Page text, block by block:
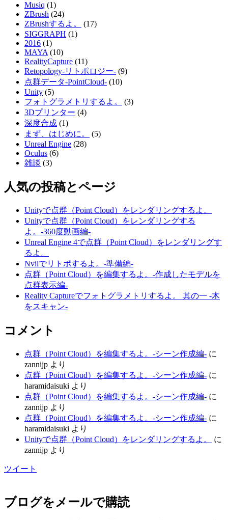
Musiq (1)
ZBrush (24)
ZBrushするよ。
(17)
SIGGRAPH (1)
2016 (1)
MAYA(10)
RealityCapture (11)
Retopology-リトポロジー- (9)
点群データ-PointCloud- (10)
Unity (5)
フォトグラメトリするよ。
(3)
3Dプリンター (4)
深度合成 (1)
まず、はじめに。
(5)
Unreal Engine (28)
Oculus (6)
雑談 (3)
人気の投稿とページ
Unityで点群（Point Cloud）をレンダリングするよ。
Unityで点群（Point Cloud）をレンダリングする
よ。-360度動画編-
Unreal Engine 4で点群（Point Cloud）をレンダリングす
るよ。
Nvilでリトポするよ。-準備編-
点群（Point Cloud）を編集するよ。-作成したモデルを
点群表示編-
Reality Captureでフォトグラメトリするよ。 其の一 -木
をスキャン-
コメント
点群（Point Cloud）を編集するよ。-シーン作成編- に
zannijp より
点群（Point Cloud）を編集するよ。-シーン作成編- に
haramidaisuki より
点群（Point Cloud）を編集するよ。-シーン作成編- に
zannijp より
点群（Point Cloud）を編集するよ。-シーン作成編- に
haramidaisuki より
Unityで点群（Point Cloud）をレンダリングするよ。
に
zannijp より
ツイート
ブログをメールで購読